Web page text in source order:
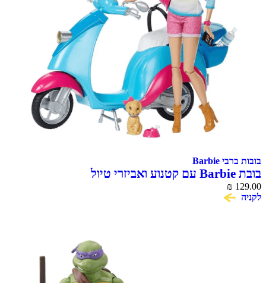
בובות ברבי Barbie
בובת Barbie עם קטנוע ואביזרי טיול
₪ 129.00
לקניה